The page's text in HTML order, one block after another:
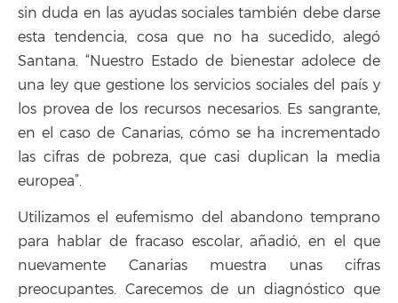
sin duda en las ayudas sociales también debe darse
esta tendencia, cosa que no ha sucedido, alegó
Santana. “Nuestro Estado de bienestar adolece de
una ley que gestione los servicios sociales del país y
los provea de los recursos necesarios. Es sangrante,
en el caso de Canarias, cómo se ha incrementado
las cifras de pobreza, que casi duplican la media
europea”.
Utilizamos el eufemismo del abandono temprano
para hablar de fracaso escolar, añadió, en el que
nuevamente Canarias muestra unas cifras
preocupantes. Carecemos de un diagnóstico que